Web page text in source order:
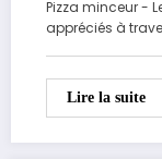
Pizza minceur -
appréciés à
Lire la suite